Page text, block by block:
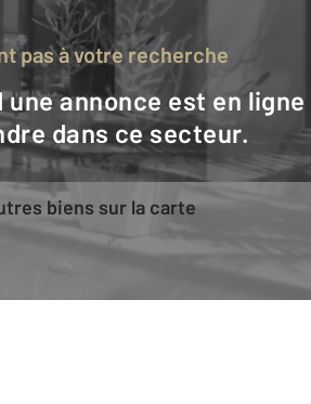
pas à votre recherche
dans ce secteur.
biens sur la carte